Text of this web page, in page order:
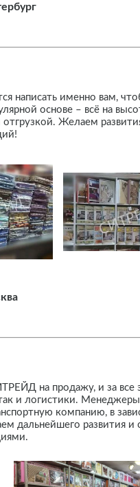
написать именно вам,
основе – всё на
отгрузкой. Желаем
на продажу, и за все
так и логистики.
компанию, в
дальнейшего развития и